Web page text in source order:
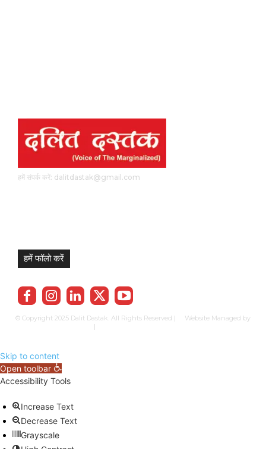
हमें संपर्क करें: dalitdastak@gmail.com
हमें फॉलो करें
© Copyright 2025 Dalit Dastak. All Rights Reserved | Website Managed by
|
Skip to content
Open toolbar
Accessibility Tools
Increase Text
Decrease Text
Grayscale